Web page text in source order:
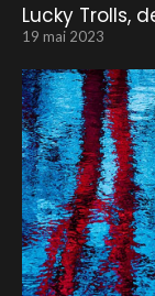
Lucky Trolls,
19 mai 2023